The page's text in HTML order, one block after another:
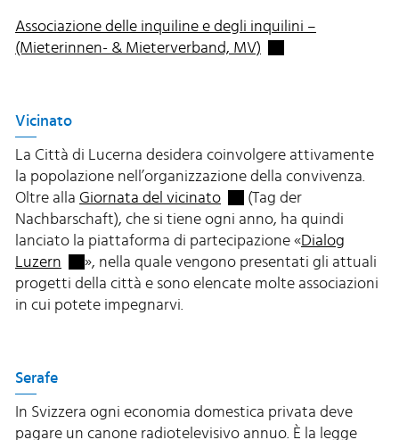
Associazione delle inquiline e degli inquilini –
(Mieterinnen- & Mieterverband, MV)
Vicinato
La Città di Lucerna desidera coinvolgere attivamente
la popolazione nell’organizzazione della convivenza.
Oltre alla Giornata del vicinatoExterner Link wird in
(Tag der
Nachbarschaft), che si tiene ogni anno, ha quindi
lanciato la piattaforma di partecipazione «Dialog
Luzern Externer Link wird in einem neuen Fenster
», nella quale vengono presentati gli attuali
progetti della città e sono elencate molte associazioni
in cui potete impegnarvi.
Serafe
In Svizzera ogni economia domestica privata deve
pagare un canone radiotelevisivo annuo. È la legge